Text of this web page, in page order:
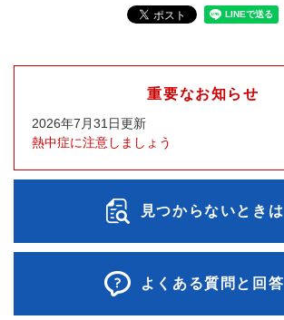
重要なお知らせ
2026年7月31日更新
熱中症に注意しましょう
見つからないときは
よくある質問と回答